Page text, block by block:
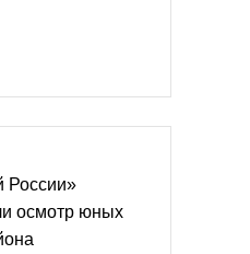
России»
осмотр юных